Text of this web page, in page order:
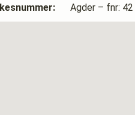
Agder – fnr: 42